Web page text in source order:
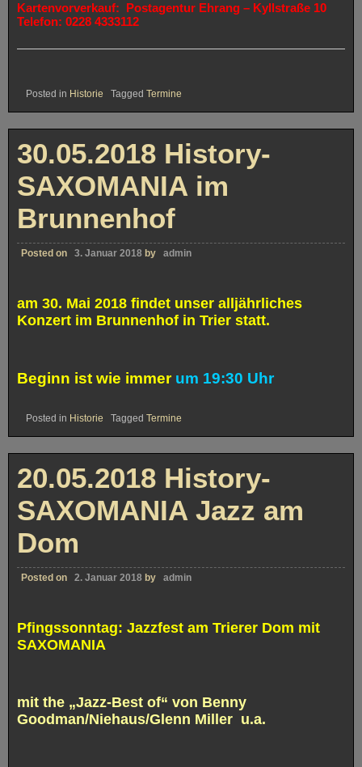
Kartenvorverkauf: Postagentur Ehrang – Kyllstraße 10
Telefon: 0228 4333112
Posted in Historie Tagged Termine
30.05.2018 History-
SAXOMANIA im
Brunnenhof
Posted on 3. Januar 2018 by admin
am 30. Mai 2018 findet unser alljährliches
Konzert im Brunnenhof in Trier statt.
Beginn ist wie immer um 19:30 Uhr
Posted in Historie Tagged Termine
20.05.2018 History-
SAXOMANIA Jazz am
Dom
Posted on 2. Januar 2018 by admin
Pfingssonntag: Jazzfest am Trierer Dom mit
SAXOMANIA
mit the „Jazz-Best of“ von Benny
Goodman/Niehaus/Glenn Miller u.a.